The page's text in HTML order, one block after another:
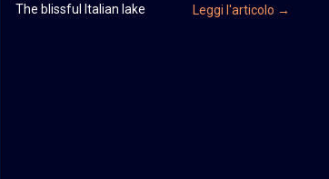
The blissful Italian lake
Leggi l'articolo →